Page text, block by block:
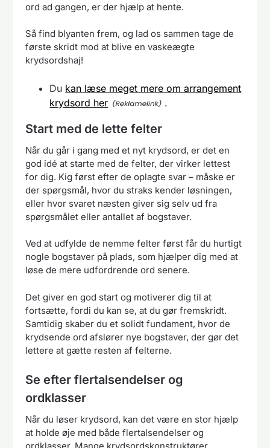
ord ad gangen, er der hjælp at hente.
Så find blyanten frem, og lad os sammen tage de
første skridt mod at blive en vaskeægte
krydsordshaj!
Du kan læse meget mere om arrangement
krydsord her
.
Start med de lette felter
Når du går i gang med et nyt krydsord, er det en
god idé at starte med de felter, der virker lettest
for dig. Kig først efter de oplagte svar – måske er
der spørgsmål, hvor du straks kender løsningen,
eller hvor svaret næsten giver sig selv ud fra
spørgsmålet eller antallet af bogstaver.
Ved at udfylde de nemme felter først får du hurtigt
nogle bogstaver på plads, som hjælper dig med at
løse de mere udfordrende ord senere.
Det giver en god start og motiverer dig til at
fortsætte, fordi du kan se, at du gør fremskridt.
Samtidig skaber du et solidt fundament, hvor de
krydsende ord afslører nye bogstaver, der gør det
lettere at gætte resten af felterne.
Se efter flertalsendelser og
ordklasser
Når du løser krydsord, kan det være en stor hjælp
at holde øje med både flertalsendelser og